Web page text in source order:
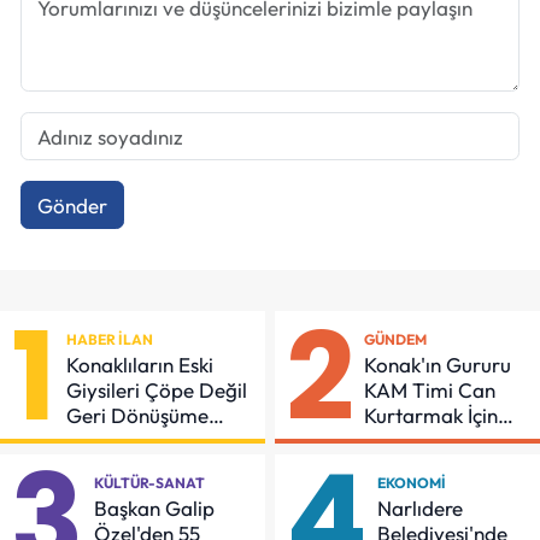
Gönder
1 HABER İLAN
Konaklıların Eski
Giysileri Çöpe Değil
Geri Dönüşüme
Gidiyor
2 GÜNDEM
Konak'ın Gururu
KAM Timi Can
Kurtarmak İçin
Demir Aldı
KÜLTÜR-SANAT
Başkan Galip
Özel'den 55
EKONOMI
Narlıdere
Belediyesi'nde